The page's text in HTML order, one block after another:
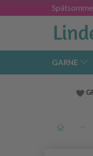
GARNE